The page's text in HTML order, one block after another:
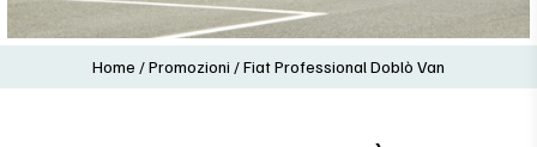
Home /Promozioni /Fiat Professional Doblò Van